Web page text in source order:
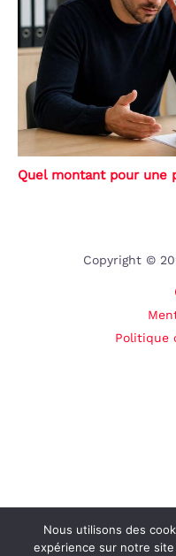
Quel montant pour une
Copyright ©
Politique
Nous utilisons des
expérience sur notre